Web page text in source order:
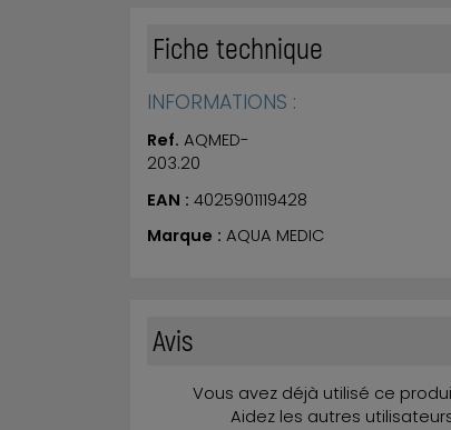
Fiche technique
INFORMATIONS :
Ref. AQMED-
203.20
EAN : 4025901119428
Marque : AQUA MEDIC
Avis
Vous avez déjà utilisé ce
Aidez les autres